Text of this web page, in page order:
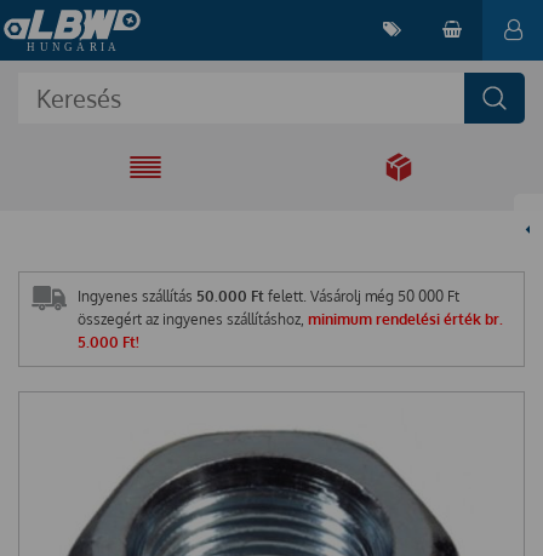
EGYÜTT A
Ingyenes szállítás 50.000 Ft felett. Vásárolj még 50 000 Ft
összegért az ingyenes szállításhoz, minimum rendelési érték br.
5.000 Ft!